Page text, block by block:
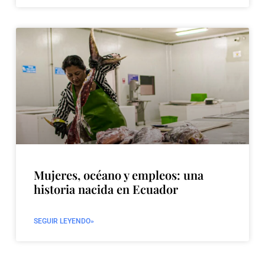
Mujeres, océano y empleos: una
historia nacida en Ecuador
SEGUIR LEYENDO»